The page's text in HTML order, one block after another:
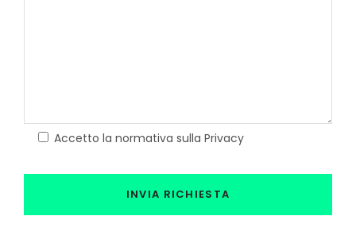
Accetto la normativa sulla Privacy